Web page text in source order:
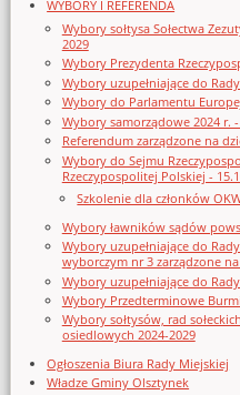
WYBORY I REFERENDA
Wybory sołtysa Sołectwa
2029
Wybory Prezydenta
Wybory uzupełniające do
Wybory do Parlamentu
Wybory samorządowe 2024 r. -
Referendum zarządzone na
Wybory do Sejmu
Rzeczypospolitej Polskiej -
Szkolenie dla członków
Wybory ławników sądów
Wybory uzupełniające do
wyborczym nr 3 zarządzone
Wybory uzupełniające do
Wybory Przedterminowe
Wybory sołtysów, rad
osiedlowych 2024-2029
Ogłoszenia Biura Rady Miejskiej
Władze Gminy Olsztynek